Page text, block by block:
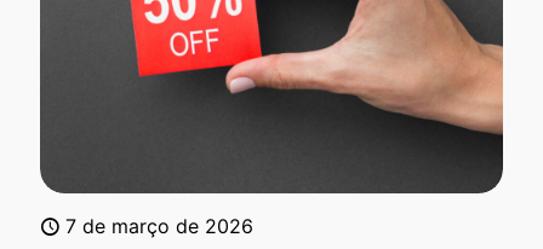
7 de março de 2026